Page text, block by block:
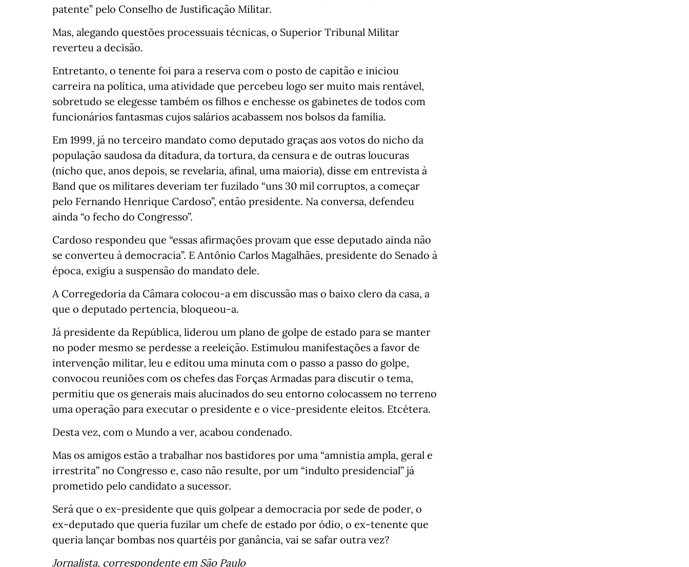
patente” pelo Conselho de Justificação Militar.
Mas, alegando questões processuais técnicas, o Superior Tribunal Militar
reverteu a decisão.
Entretanto, o tenente foi para a reserva com o posto de capitão e iniciou
carreira na política, uma atividade que percebeu logo ser muito mais rentável,
sobretudo se elegesse também os filhos e enchesse os gabinetes de todos com
funcionários fantasmas cujos salários acabassem nos bolsos da família.
Em 1999, já no terceiro mandato como deputado graças aos votos do nicho da
população saudosa da ditadura, da tortura, da censura e de outras loucuras
(nicho que, anos depois, se revelaria, afinal, uma maioria), disse em entrevista à
Band que os militares deveriam ter fuzilado “uns 30 mil corruptos, a começar
pelo Fernando Henrique Cardoso”, então presidente. Na conversa, defendeu
ainda “o fecho do Congresso”.
Cardoso respondeu que “essas afirmações provam que esse deputado ainda não
se converteu à democracia”. E Antônio Carlos Magalhães, presidente do Senado à
época, exigiu a suspensão do mandato dele.
A Corregedoria da Câmara colocou-a em discussão mas o baixo clero da casa, a
que o deputado pertencia, bloqueou-a.
Já presidente da República, liderou um plano de golpe de estado para se manter
no poder mesmo se perdesse a reeleição. Estimulou manifestações a favor de
intervenção militar, leu e editou uma minuta com o passo a passo do golpe,
convocou reuniões com os chefes das Forças Armadas para discutir o tema,
permitiu que os generais mais alucinados do seu entorno colocassem no terreno
uma operação para executar o presidente e o vice-presidente eleitos. Etcétera.
Desta vez, com o Mundo a ver, acabou condenado.
Mas os amigos estão a trabalhar nos bastidores por uma “amnistia ampla, geral e
irrestrita” no Congresso e, caso não resulte, por um “indulto presidencial” já
prometido pelo candidato a sucessor.
Será que o ex-presidente que quis golpear a democracia por sede de poder, o
ex-deputado que queria fuzilar um chefe de estado por ódio, o ex-tenente que
queria lançar bombas nos quartéis por ganância, vai se safar outra vez?
Jornalista, correspondente em São Paulo